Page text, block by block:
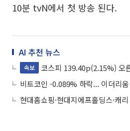
10분 tvN에서 첫 방송 된다.
AI 추천 뉴스
속보
코스피 139.40p(2.15%) 오
현대홈쇼핑·현대지에프홀딩스·캐